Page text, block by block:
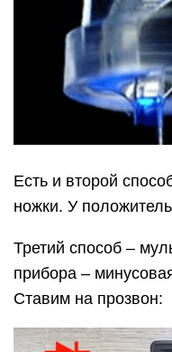
Есть и второй
ножки. У
Третий способ –
прибора –
Ставим на прозвон: